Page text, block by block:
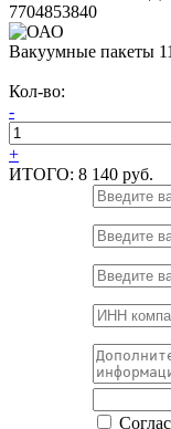
Вакуумные пакеты
Кол-во:
-
+
ИТОГО: 8 140 руб.